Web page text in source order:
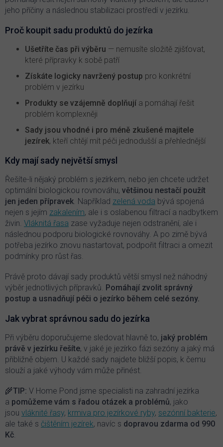
p
i
u
jeho příčiny a následnou stabilizaci prostředí v jezírku.
Proč koupit sadu produktů do jezírka
Ušetříte čas při výběru — nemusíte složitě zjišťovat,
které přípravky k sobě patří
Získáte logicky navržený postup pro konkrétní
problém v jezírku
Produkty se vzájemně doplňují a pomáhají řešit
problém komplexněji
Sady jsou vhodné i pro méně zkušené majitele
jezírek, kteří chtějí mít péči jednodušší a přehlednější
Kdy mají sady největší smysl
Řešíte-li nějaký problém s jezírkem, nebo jen chcete udržet
optimální biologickou rovnováhu, většinou nestačí použít
jen jeden přípravek. Například zelená voda bývá spojená
nejen s jejím zakalením, ale i s oslabenou filtrací a nadbytkem
živin. Vláknitá řasa zase vyžaduje nejen odstranění, ale i
následnou podporu biologické rovnováhy. A po zimě bývá
potřeba jezírko znovu nastartovat, podpořit filtraci a omezit
podmínky pro růst řas.
Právě proto dávají sady produktů větší smysl než náhodný
výběr jednotlivých přípravků. Pomáhají zvolit správný
postup a usnadňují péči o jezírko během celé sezóny.
Jak vybrat správnou sadu do jezírka
Při výběru doporučujeme sledovat hlavně to, jaký problém
právě v jezírku řešíte, v jaké je jezírko fázi sezóny a jaký má
přibližně objem. U každé sady najdete bližší popis, k čemu
slouží a jaké výhody vám může přinést.
🌾TIP: V Home Pond jsme specialisti na zahradní jezírka
a pomůžeme vám s řadou otázek a problémů, jako
jsou vláknité řasy, krmiva pro jezírkové ryby, sezónní bakterie,
ale také s čištěním jezírek, navíc s dopravou zdarma od 990
Kč.